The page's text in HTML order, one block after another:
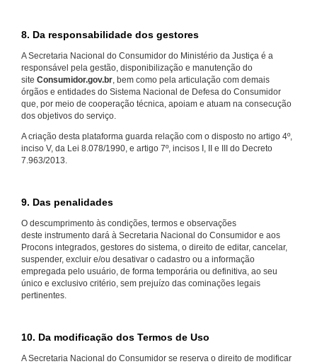
8. Da responsabilidade dos gestores
A Secretaria Nacional do Consumidor do Ministério da Justiça é a
responsável pela gestão, disponibilização e manutenção do
site Consumidor.gov.br, bem como pela articulação com demais
órgãos e entidades do Sistema Nacional de Defesa do Consumidor
que, por meio de cooperação técnica, apoiam e atuam na consecução
dos objetivos do serviço.
A criação desta plataforma guarda relação com o disposto no artigo 4º,
inciso V, da Lei 8.078/1990, e artigo 7º, incisos I, II e III do Decreto
7.963/2013.
9. Das penalidades
O descumprimento às condições, termos e observações
deste instrumento dará à Secretaria Nacional do Consumidor e aos
Procons integrados, gestores do sistema, o direito de editar, cancelar,
suspender, excluir e/ou desativar o cadastro ou a informação
empregada pelo usuário, de forma temporária ou definitiva, ao seu
único e exclusivo critério, sem prejuízo das cominações legais
pertinentes.
10. Da modificação dos Termos de Uso
A Secretaria Nacional do Consumidor se reserva o direito de modificar